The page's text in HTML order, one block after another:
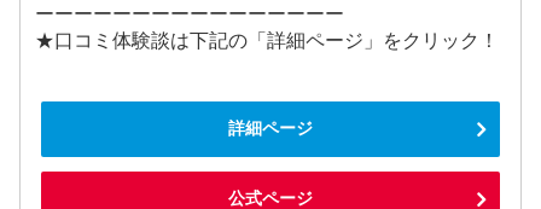
ーーーーーーーーーーーーーーーー
★口コミ体験談は下記の「詳細ページ」をクリック！
詳細ページ
公式ページ